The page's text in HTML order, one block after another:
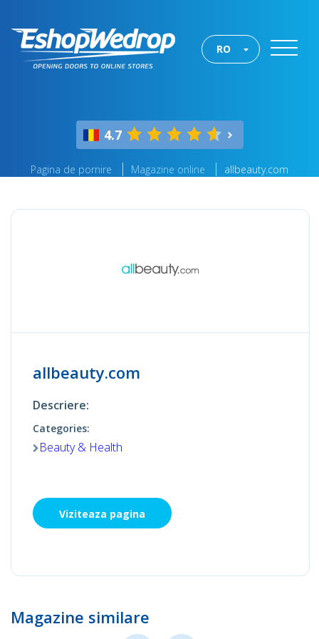
RO
4.7
Pagina de pornire Magazine online allbeauty.com
allbeauty.com
Descriere:
Categories:
Beauty & Health
Viziteaza pagina
Magazine similare